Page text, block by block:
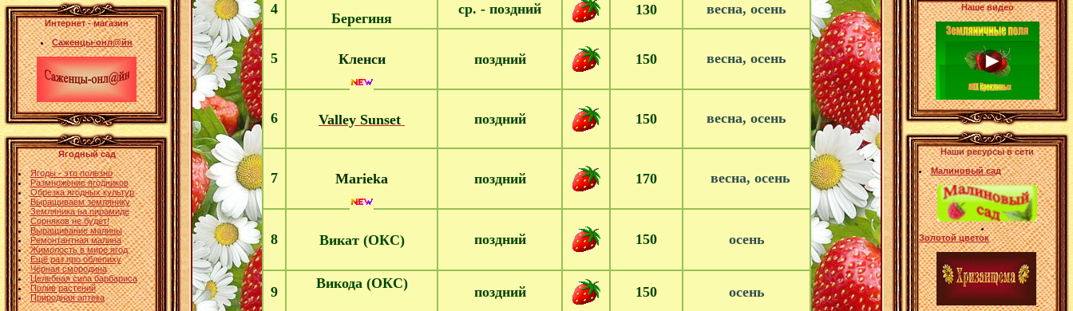
Интернет - магазин
Саженцы-онл@йн
Ягодный сад
Ягоды - это полезно
Размножение ягодников
Обрезка ягодных культур
Выращиваем землянику
Земляника на пирамиде
Сорняков не будет!
Выращивание малины
Ремонтантная малина
Жимолость в мире ягод
Ещё раз про облепиху
Чёрная смородина
Целебная сила барбариса
Полив растений
Природная аптека
4
Берегиня
ср. - поздний 130 весна, осень
5 Кленси поздний 150 весна, осень
6 Valley Sunset поздний 150 весна, осень
7 Marieka поздний 170 весна, осень
8 Викат (ОКС) поздний 150 осень
9
Викода (ОКС)
поздний 150 осень
Наше видео
Наши ресурсы в сети
Малиновый сад
Золотой цветок